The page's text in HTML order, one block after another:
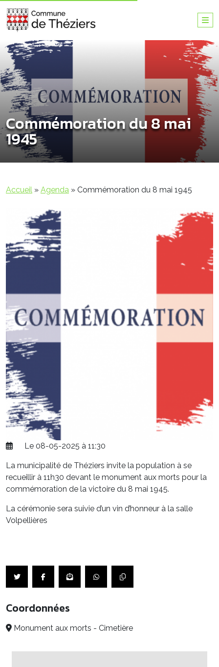
Commémoration du 8 mai
1945
Accueil » Agenda » Commémoration du 8 mai 1945
Le 08-05-2025 à 11:30
La municipalité de Théziers invite la population à se
recueillir à 11h30 devant le monument aux morts pour la
commémoration de la victoire du 8 mai 1945.
La cérémonie sera suivie d’un vin d’honneur à la salle
Volpellières
Coordonnées
Monument aux morts - Cimetière